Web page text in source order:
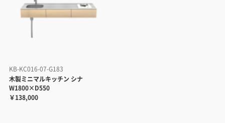
KB-KC016-07-G183
木製ミニマルキッチン シナ
W1800×D550
￥138,000